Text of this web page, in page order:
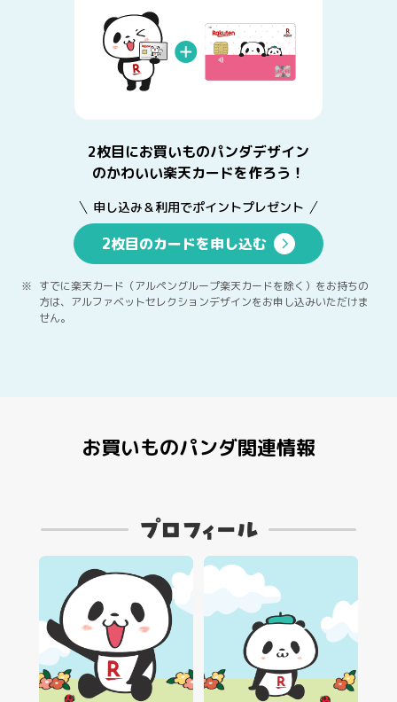
2枚目にお買いものパンダデザイン
のかわいい楽天カードを作ろう！
申し込み＆利用でポイントプレゼント
2枚目のカードを申し込む
すでに楽天カード（アルペングループ楽天カードを除く）をお持ちの
方は、アルファベットセレクションデザインをお申し込みいただけま
せん。
お買いものパンダ関連情報